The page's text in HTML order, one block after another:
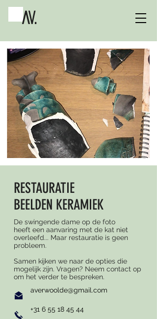
AV.
RESTAURATIE
BEELDEN KERAMIEK
De swingende dame op de foto
heeft een aanvaring met de kat niet
overleefd... Maar restauratie is geen
probleem.
Samen kijken we naar de opties die
mogelijk zijn. Vragen? Neem contact op
om het verder te bespreken.
+31 6 55 18 45 44
averwoolde@gmail.com